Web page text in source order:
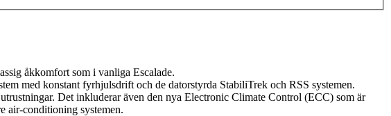
åkkomfort som i vanliga Escalade.
med konstant fyrhjulsdrift och de datorstyrda StabiliTrek och RSS systemen.
Det inkluderar även den nya Electronic Climate Control (ECC) som är
air-conditioning systemen.